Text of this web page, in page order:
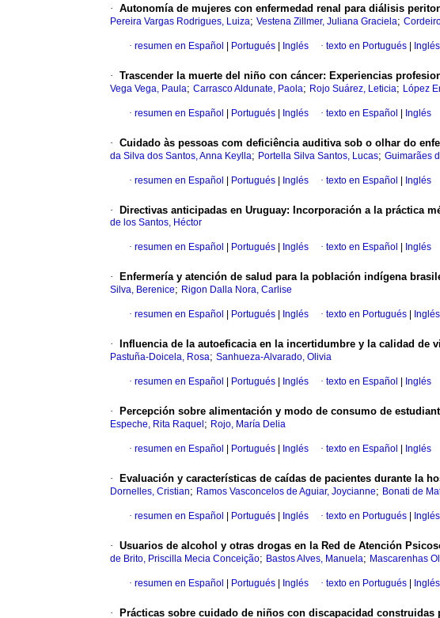
· Autonomía de mujeres con enfermedad renal para diálisis
Pereira Vargas Rodrigues, Luiza; Vestena Zillmer, Juliana Graciela;
· resumen en Español Portugués Inglés · texto en Portugués Inglés
· Trascender la muerte del niño con cáncer: Experiencias
Vega Vega, Paula; Carrasco Aldunate, Paola; Rojo Suárez, Leticia; López
· resumen en Español Portugués Inglés · texto en Español Inglés
· Cuidado às pessoas com deficiência auditiva sob o olhar do
da Silva dos Santos, Anna Keylla; Portella Silva Santos, Lucas; Guimarães
· resumen en Español Portugués Inglés · texto en Español Inglés
· Directivas anticipadas en Uruguay: Incorporación a la práctica
de los Santos, Héctor
· resumen en Español Portugués Inglés · texto en Español Inglés
· Enfermería y atención de salud para la población indígena
Silva, Berenice; Rigon Dalla Nora, Carlise
· resumen en Español Portugués Inglés · texto en Portugués Inglés
· Influencia de la autoeficacia en la incertidumbre y la calidad de
Pastuña-Doicela, Rosa; Sanhueza-Alvarado, Olivia
· resumen en Español Portugués Inglés · texto en Español Inglés
· Percepción sobre alimentación y modo de consumo de
Espeche, Rita Raquel ; Rojo, María Delia
· resumen en Español Portugués Inglés · texto en Español Inglés
· Evaluación y características de caídas de pacientes durante la
Dornelles, Cristian; Ramos Vasconcelos de Aguiar, Joycianne; Bonati de
· resumen en Español Portugués Inglés · texto en Portugués Inglés
· Usuarios de alcohol y otras drogas en la Red de Atención
de Brito, Priscilla Mecia Conceição; Bastos Alves, Manuela; Mascarenhas
· resumen en Español Portugués Inglés · texto en Portugués Inglés
· Prácticas sobre cuidado de niños con discapacidad